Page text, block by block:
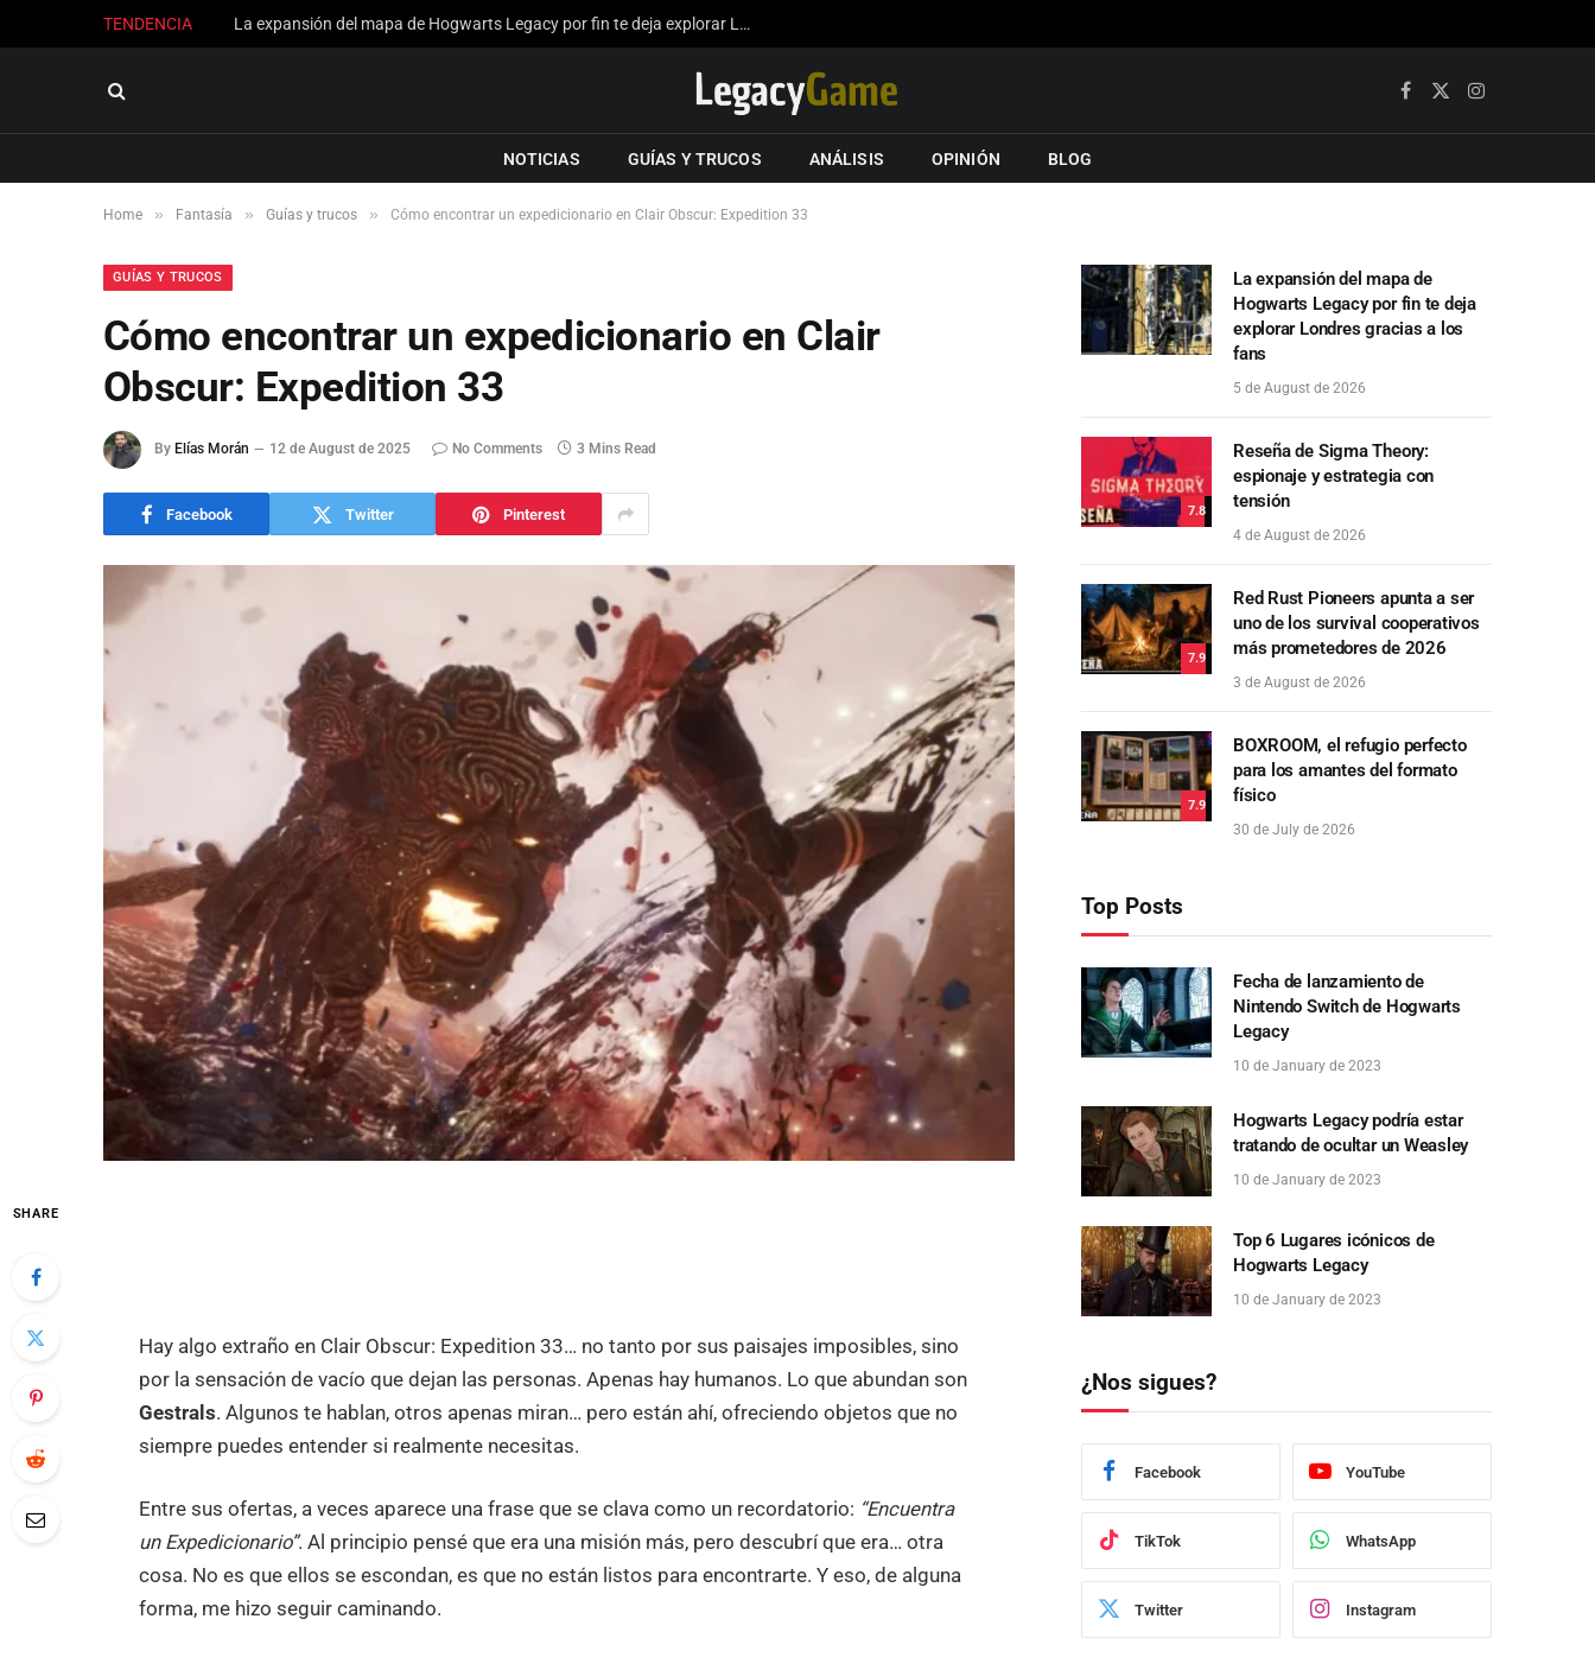
TENDENCIA La expansión del mapa de Hogwarts Legacy por fin te deja explorar Londres gracias a los fans
Facebook
X
Instagram
NOTICIAS GUÍAS Y TRUCOS ANÁLISIS OPINIÓN BLOG
Home » Fantasía » Guías y trucos » Cómo encontrar un expedicionario en Clair Obscur: Expedition 33
GUÍAS Y TRUCOS
Cómo encontrar un expedicionario en Clair
Obscur: Expedition 33
By Elías Morán 12 de August de 2025 No Comments 3 Mins Read
Facebook Twitter Pinterest
SHARE
Hay algo extraño en Clair Obscur: Expedition 33… no tanto por sus paisajes imposibles, sino
por la sensación de vacío que dejan las personas. Apenas hay humanos. Lo que abundan son
Gestrals. Algunos te hablan, otros apenas miran… pero están ahí, ofreciendo objetos que no
siempre puedes entender si realmente necesitas.
Entre sus ofertas, a veces aparece una frase que se clava como un recordatorio: “Encuentra
un Expedicionario”. Al principio pensé que era una misión más, pero descubrí que era… otra
cosa. No es que ellos se escondan, es que no están listos para encontrarte. Y eso, de alguna
forma, me hizo seguir caminando.
La expansión del mapa de
Hogwarts Legacy por fin te deja
explorar Londres gracias a los
fans
5 de August de 2026
7.8
Reseña de Sigma Theory:
espionaje y estrategia con
tensión
4 de August de 2026
7.9
Red Rust Pioneers apunta a ser
uno de los survival cooperativos
más prometedores de 2026
3 de August de 2026
7.9
BOXROOM, el refugio perfecto
para los amantes del formato
físico
30 de July de 2026
Top Posts
Fecha de lanzamiento de
Nintendo Switch de Hogwarts
Legacy
10 de January de 2023
Hogwarts Legacy podría estar
tratando de ocultar un Weasley
10 de January de 2023
Top 6 Lugares icónicos de
Hogwarts Legacy
10 de January de 2023
¿Nos sigues?
Facebook YouTube
TikTok WhatsApp
Twitter Instagram